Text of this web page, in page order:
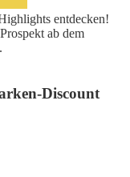
entdecken!
ab dem
Discount